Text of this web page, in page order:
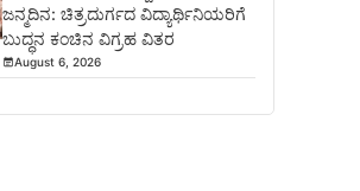
ಜನ್ಮದಿನ: ಚಿತ್ರದುರ್ಗದ ವಿದ್ಯಾರ್ಥಿನಿಯರಿಗೆ
ಬುದ್ಧನ ಕಂಚಿನ ವಿಗ್ರಹ ವಿತರ
August 6, 2026